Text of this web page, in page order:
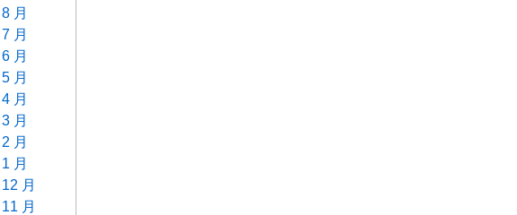
月
月
月
月
月
月
月
月
月
月